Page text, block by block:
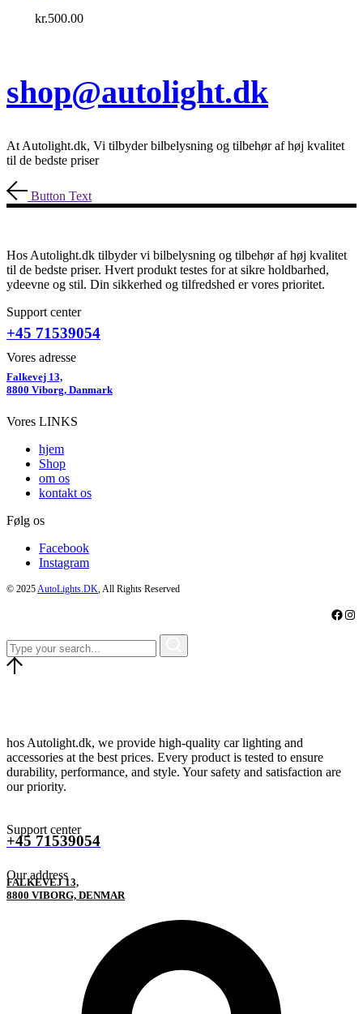
kr.500.00
shop@autolight.dk
At Autolight.dk, Vi tilbyder bilbelysning og tilbehør af høj kvalitet
til de bedste priser
Button Text
Hos Autolight.dk tilbyder vi bilbelysning og tilbehør af høj kvalitet
til de bedste priser. Hvert produkt testes for at sikre holdbarhed,
ydeevne og stil. Din sikkerhed og tilfredshed er vores prioritet.
Support center
+45 71539054
Vores adresse
Falkevej 13,
8800 Viborg, Danmark
Vores LINKS
hjem
Shop
om os
kontakt os
Følg os
Facebook
Instagram
© 2025 AutoLights.DK , All Rights Reserved
hos Autolight.dk, we provide high-quality car lighting and
accessories at the best prices. Every product is tested to ensure
durability, performance, and style. Your safety and satisfaction are
our priority.
Support center
+45 71539054
Our address
FALKEVEJ 13,
8800 VIBORG, DENMAR